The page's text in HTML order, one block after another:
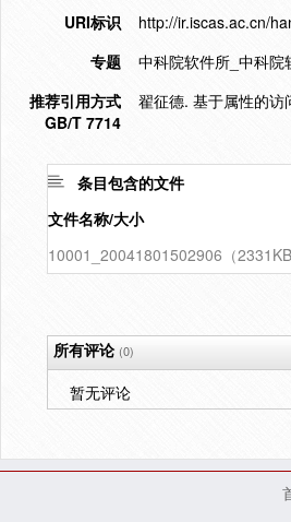
URI标识
http://ir.iscas.ac.cn/
专题
中科院软件所_中科院
推荐引用方式
GB/T 7714
翟征德. 基于属性的
条目包含的文件
文件名称/大小
10001_20041801502906（2331KB
所有评论(0)
暂无评论